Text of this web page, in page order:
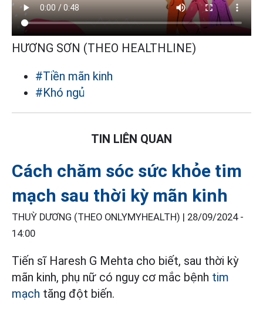
HƯƠNG SƠN (THEO HEALTHLINE)
#Tiền mãn kinh
#Khó ngủ
TIN LIÊN QUAN
Cách chăm sóc sức khỏe tim
mạch sau thời kỳ mãn kinh
THUỲ DƯƠNG (THEO ONLYMYHEALTH) | 28/09/2024 -
14:00
Tiến sĩ Haresh G Mehta cho biết, sau thời kỳ
mãn kinh, phụ nữ có nguy cơ mắc bệnh tim
mạch tăng đột biến.